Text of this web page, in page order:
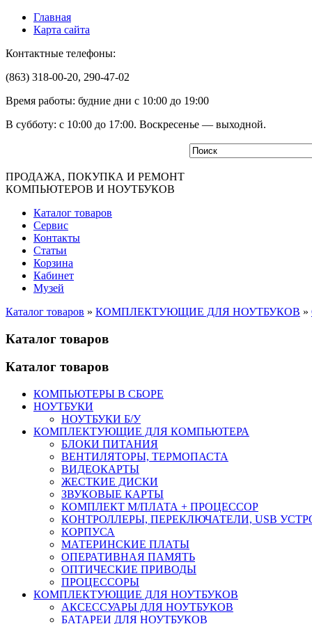
Главная
Карта сайта
Контактные телефоны:
(863) 318-00-20, 290-47-02
Время работы: будние дни с 10:00 до 19:00
В субботу: с 10:00 до 17:00. Воскресенье — выходной.
ПРОДАЖА, ПОКУПКА И РЕМОНТ
КОМПЬЮТЕРОВ И НОУТБУКОВ
Каталог товаров
Сервис
Контакты
Статьи
Корзина
Кабинет
Музей
Каталог товаров » КОМПЛЕКТУЮЩИЕ ДЛЯ НОУТБУКОВ »
Каталог товаров
Каталог товаров
КОМПЬЮТЕРЫ В СБОРЕ
НОУТБУКИ
НОУТБУКИ Б/У
КОМПЛЕКТУЮЩИЕ ДЛЯ КОМПЬЮТЕРА
БЛОКИ ПИТАНИЯ
ВЕНТИЛЯТОРЫ, ТЕРМОПАСТА
ВИДЕОКАРТЫ
ЖЕСТКИЕ ДИСКИ
ЗВУКОВЫЕ КАРТЫ
КОМПЛЕКТ М/ПЛАТА + ПРОЦЕССОР
КОНТРОЛЛЕРЫ, ПЕРЕКЛЮЧАТЕЛИ, USB
КОРПУСА
МАТЕРИНСКИЕ ПЛАТЫ
ОПЕРАТИВНАЯ ПАМЯТЬ
ОПТИЧЕСКИЕ ПРИВОДЫ
ПРОЦЕССОРЫ
КОМПЛЕКТУЮЩИЕ ДЛЯ НОУТБУКОВ
АКСЕССУАРЫ ДЛЯ НОУТБУКОВ
БАТАРЕИ ДЛЯ НОУТБУКОВ